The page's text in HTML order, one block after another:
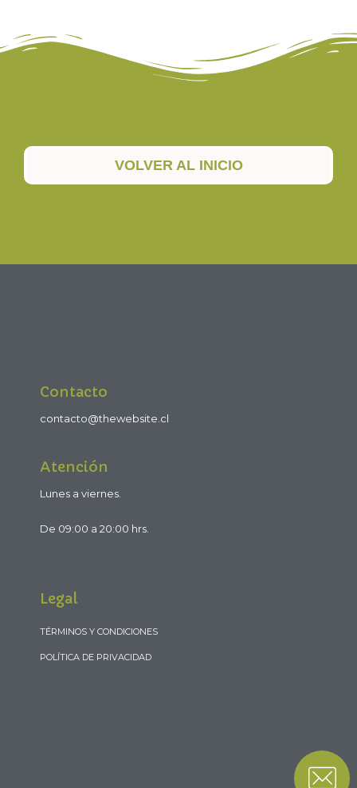
VOLVER AL INICIO
Contacto
contacto@thewebsite.cl
Atención
Lunes a viernes.
De 09:00 a 20:00 hrs.
Legal
TÉRMINOS Y CONDICIONES
POLÍTICA DE PRIVACIDAD